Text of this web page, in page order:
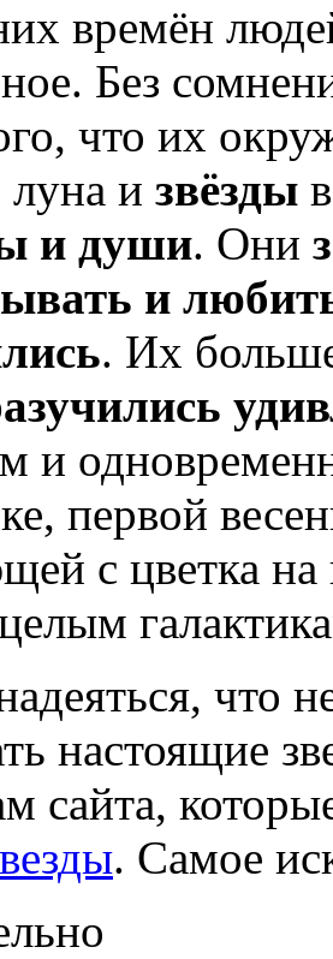
времён
Без
что их
луна и звёзды
и души. Они
и
. Их
и
первой
с цветка на
что
настоящие
сайта,
. Самое